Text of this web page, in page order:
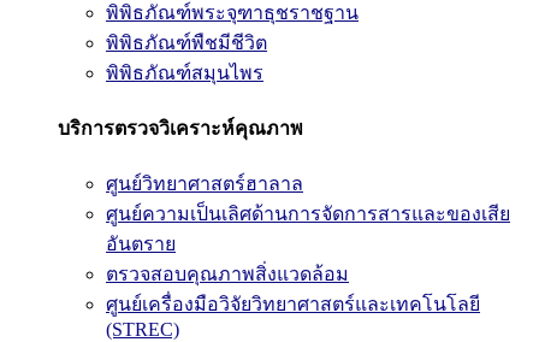
พิพิธภัณฑ์พระจุฑาธุชราชฐาน
พิพิธภัณฑ์พืชมีชีวิต
พิพิธภัณฑ์สมุนไพร
บริการตรวจวิเคราะห์คุณภาพ
ศูนย์วิทยาศาสตร์ฮาลาล
ศูนย์ความเป็นเลิศด้านการจัดการสารและของเสีย
อันตราย
ตรวจสอบคุณภาพสิ่งแวดล้อม
ศูนย์เครื่องมือวิจัยวิทยาศาสตร์และเทคโนโลยี
(STREC)